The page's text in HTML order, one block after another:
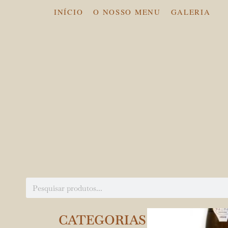
INÍCIO O NOSSO MENU GALERIA
CATEGORIAS